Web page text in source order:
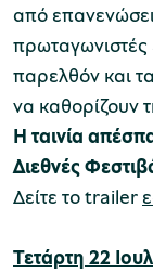
από
πρωταγωνιστές
παρελθόν και
να καθορίζουν
Η ταινία
Διεθνές
Δείτε το trailer
Τετάρτη 22